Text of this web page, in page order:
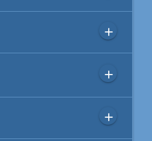
add
add
add